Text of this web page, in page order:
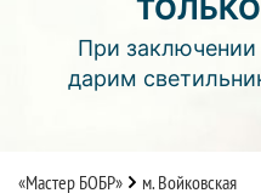
Монтаж
с фотопечатью и
При заключении
дарим
«Мастер БОБР» м. Войковская